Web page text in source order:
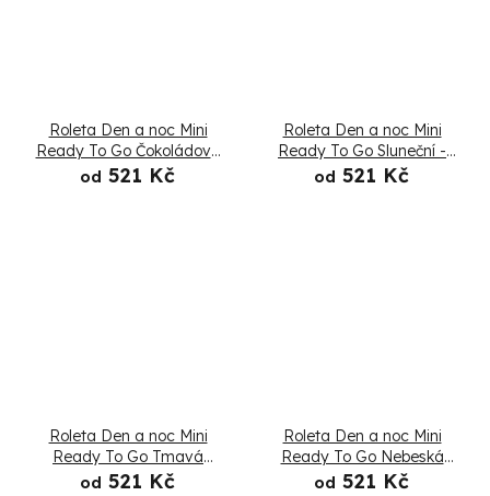
Roleta Den a noc Mini
Ready To Go Čokoládová
- Složená
od 521 Kč
Roleta Den a noc Mini
Ready To Go Sluneční -
Složená
od 521 Kč
Roleta Den a noc Mini
Ready To Go Tmavá
lněná - Složená
od 521 Kč
Roleta Den a noc Mini
Ready To Go Nebeská
modrá - Složená
od 521 Kč